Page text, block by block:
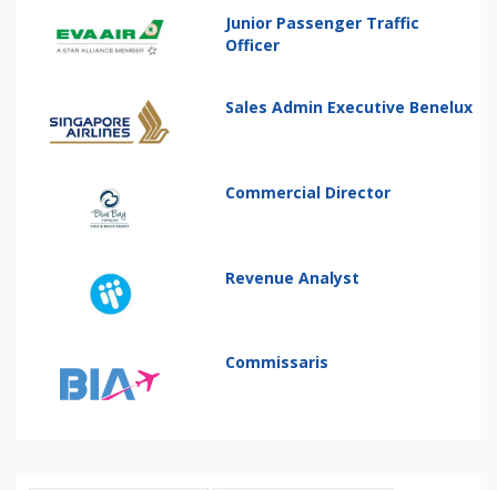
Junior Passenger Traffic
Officer
Sales Admin Executive Benelux
Commercial Director
Revenue Analyst
Commissaris